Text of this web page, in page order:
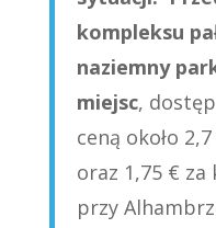
kompleksu
naziemny
miejsc,
ceną około
oraz 1,75 € za
przy